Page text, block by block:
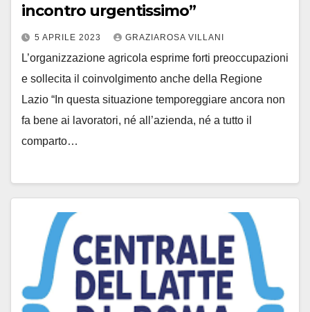
incontro urgentissimo”
5 APRILE 2023 GRAZIAROSA VILLANI
L’organizzazione agricola esprime forti preoccupazioni
e sollecita il coinvolgimento anche della Regione
Lazio “In questa situazione temporeggiare ancora non
fa bene ai lavoratori, né all’azienda, né a tutto il
comparto…